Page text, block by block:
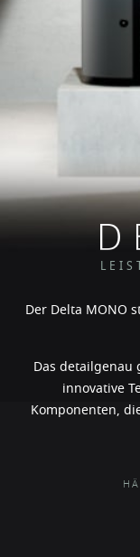
Der Delta MONO
Das detailgenau
innovative
Komponenten,